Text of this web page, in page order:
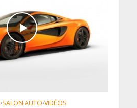
•SALON AUTO•VIDÉOS